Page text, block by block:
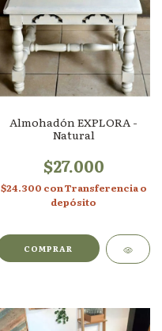
Almohadón EXPLORA -
Natural
$27.000
$24.300 conTransferencia o
depósito